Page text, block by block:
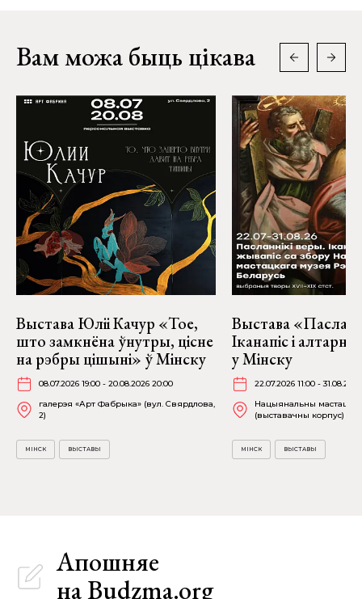
Вам можа быць цікава
Выстава Юліі Качур «Тое,
што замкнёна ўнутры, цісне
на рэбры цішыні» ў Мінску
08.07.2026 19:00 - 20.08.2026 20:00
галерэя «Арт Фабрыка» (вул. Свярдлова,
2)
МІНСК ВЫСТАВЫ
Выстава
Іканапіс і
у Мінску
22.07.2026 11:00 -
Нацыянальны мастацкі
(выставачны корпус) (К.
МІНСК ВЫСТАВЫ
Апошняе
на Budzma.org